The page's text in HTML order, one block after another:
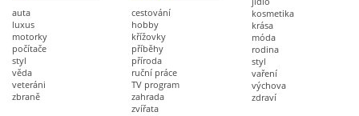
auta
luxus
motorky
počítače
styl
věda
veteráni
zbraně
cestování
hobby
křížovky
příběhy
příroda
ruční práce
TV program
zahrada
zvířata
kosmetika
krása
móda
rodina
styl
vaření
výchova
zdraví